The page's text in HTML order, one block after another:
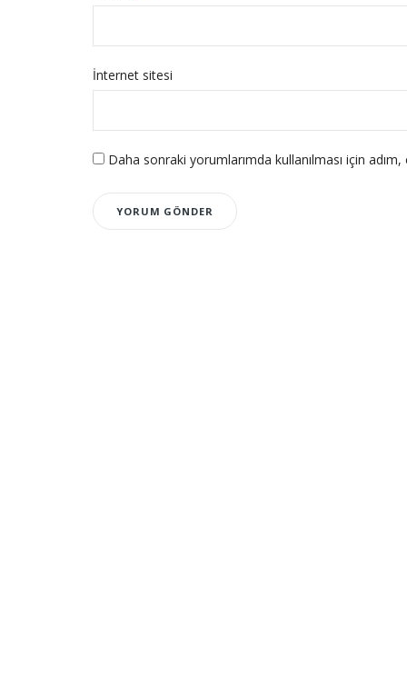
İnternet sitesi
Daha sonraki yorumlarımda kullanılması için